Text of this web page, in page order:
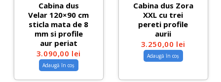
Cabina dus
Velar 120×90 cm
sticla mata de 8
mm si profile
aur periat
3.090,00 lei
Adaugă în coș
Cabina dus Zora
XXL cu trei
pereti profile
aurii
3.250,00 lei
Adaugă în coș